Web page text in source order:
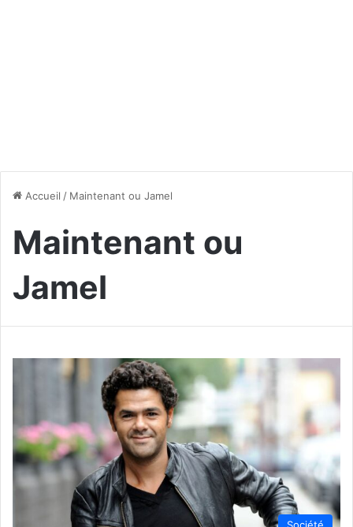
Accueil / Maintenant ou Jamel
Maintenant ou
Jamel